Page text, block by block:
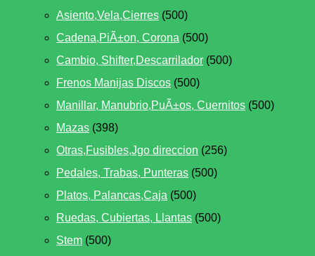
Asiento,Vela,Cierres (500)
Cadena,PiÃ±on, Corona (500)
Cambio, Shifter,Descarrilador (500)
Frenos Manijas Discos (500)
Manillar, Manubrio,PuÃ±os, Cuernitos (500)
Mazas (398)
Otras,Fusibles,Jgo direccion (256)
Pedales, Trabas, Punteras (500)
Platos, Palancas,Caja (500)
Ruedas, Cubiertas, Llantas (500)
Stem (500)